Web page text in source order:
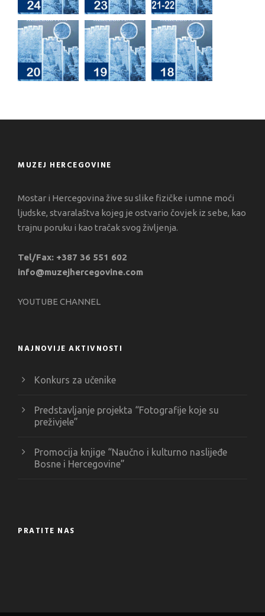
MUZEJ HERCEGOVINE
Mostar i Hercegovina žive su slike fizičke i umne moći
ljudske, stvaralaštva kojeg je ostvario čovjek iz sebe, kao
trajnu poruku i kao tračak svog življenja.
Tel/Fax: +387 36 551 602
info@muzejhercegovine.com
YOUTUBE CHANNEL
NAJNOVIJE AKTIVNOSTI
Konkurs za učenike
Predstavljanje projekta “Fotografije koje su
preživjele”
Promocija knjige “Naučno i kulturno naslijeđe
Bosne i Hercegovine”
PRATITE NAS